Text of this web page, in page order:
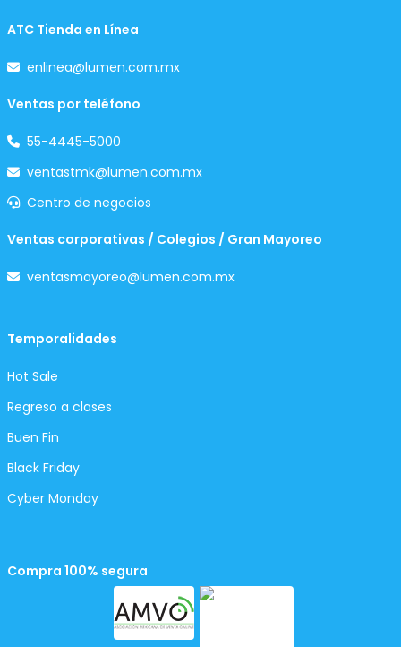
ATC Tienda en Línea
enlinea@lumen.com.mx
Ventas por teléfono
55-4445-5000
ventastmk@lumen.com.mx
Centro de negocios
Ventas corporativas / Colegios / Gran Mayoreo
ventasmayoreo@lumen.com.mx
Temporalidades
Hot Sale
Regreso a clases
Buen Fin
Black Friday
Cyber Monday
Compra 100% segura